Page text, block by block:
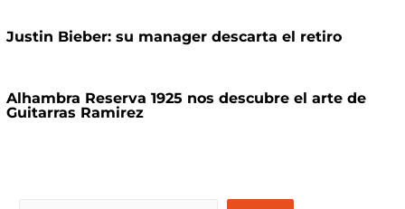
Justin Bieber: su manager descarta el retiro
Alhambra Reserva 1925 nos descubre el arte de
Guitarras Ramirez